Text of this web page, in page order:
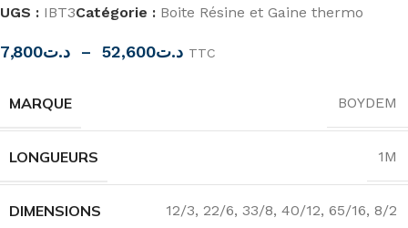
UGS : IBT3Catégorie : Boite Résine et Gaine thermo
د.ت7,800 – د.ت52,600 TTC
MARQUE BOYDEM
LONGUEURS 1M
DIMENSIONS 12/3, 22/6, 33/8, 40/12, 65/16, 8/2